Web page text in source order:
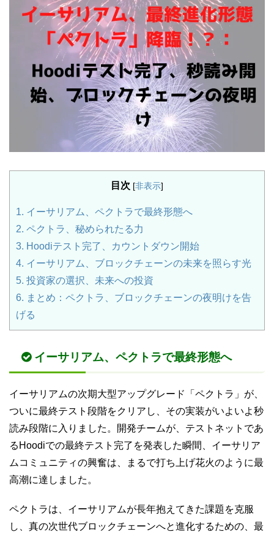
目次 [非表示]
1. イーサリアム、ペクトラで最終形態へ
2. ペクトラ、秘められたる力
3. Hoodiテスト完了、カウントダウン開始
4. イーサリアム、ブロックチェーンの未来を照らす光
5. 投資家の選択、未来への投資
6. まとめ：ペクトラ、ブロックチェーンの夜明けを告
げる
イーサリアム、ペクトラで最終形態へ
イーサリアムの次期大型アップグレード「ペクトラ」が、
ついに最終テスト段階をクリアし、その実装がいよいよ秒
読み段階に入りました。開発チームが、テストネットであ
るHoodiでの最終テスト完了を発表した瞬間、イーサリア
ムコミュニティの興奮は、まるで打ち上げ花火のように最
高潮に達しました。
ペクトラは、イーサリアムが長年抱えてきた課題を克服
し、真の次世代ブロックチェーンへと進化するための、最